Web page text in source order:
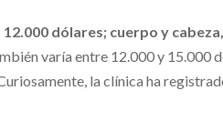
dólares; cuerpo y
varía entre 12.000 y 15.000
la clínica ha